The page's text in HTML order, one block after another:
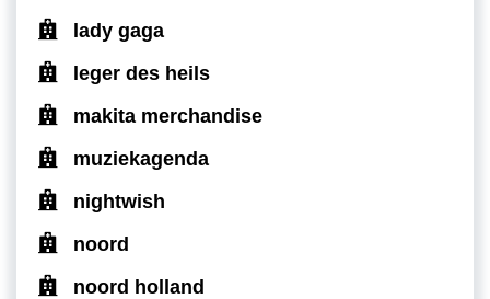
lady gaga
leger des heils
makita merchandise
muziekagenda
nightwish
noord
noord holland